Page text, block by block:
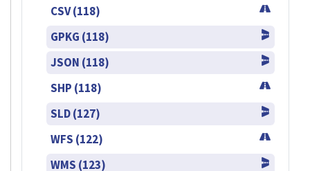
CSV (118)
GPKG (118)
JSON (118)
SHP (118)
SLD (127)
WFS (122)
WMS (123)